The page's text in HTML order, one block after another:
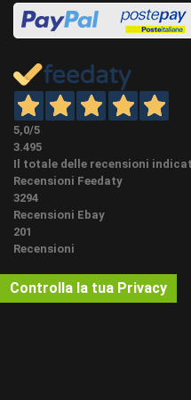
CONSIGLI
tinteggiati una
profili contro la
Pulire eventuali
prodotti da
effettivamente
circa un 8% in
CONDIZIONI: NUOVO -
5,0/5
3.495
Il totale delle recensioni
Recensioni Feedaty
3294
Recensioni Ebay
201
Recensioni
Controlla la tua Privacy